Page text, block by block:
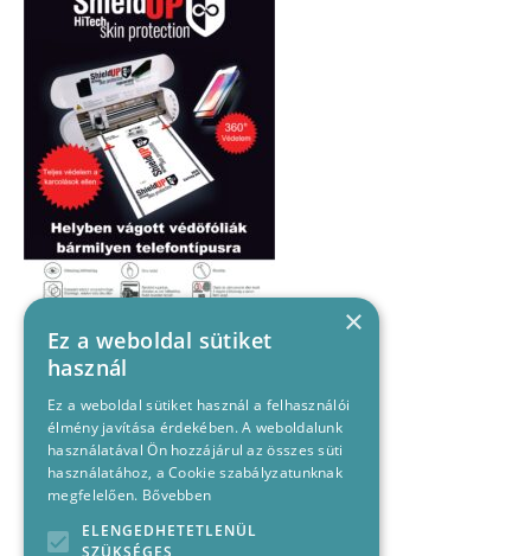
×
Ez a weboldal sütiket
használ
Ez a weboldal sütiket használ a felhasználói
élmény javítása érdekében. A weboldalunk
használatával Ön hozzájárul az összes süti
használatához, a Cookie szabályzatunknak
megfelelően. Bővebben
ELENGEDHETETLENÜL
SZÜKSÉGES